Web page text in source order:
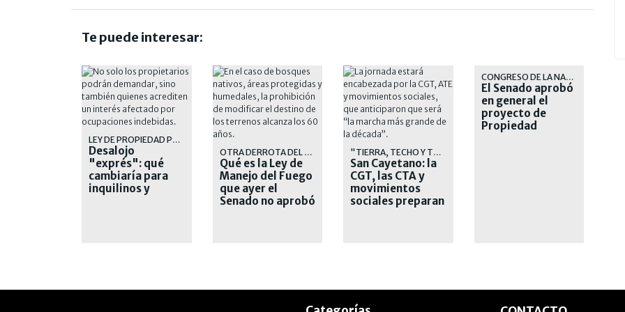
Te puede interesar:
LEY DE PROPIEDAD PRIVADA
Desalojo
"exprés": qué
cambiaría para
inquilinos y
OTRA DERROTA DEL GOBIERNO
Qué es la Ley de
Manejo del Fuego
que ayer el
Senado no aprobó
"TIERRA, TECHO Y TRABAJO"
San Cayetano: la
CGT, las CTA y
movimientos
sociales preparan
CONGRESO DE LA NACIÓN
El Senado aprobó
en general el
proyecto de
Propiedad